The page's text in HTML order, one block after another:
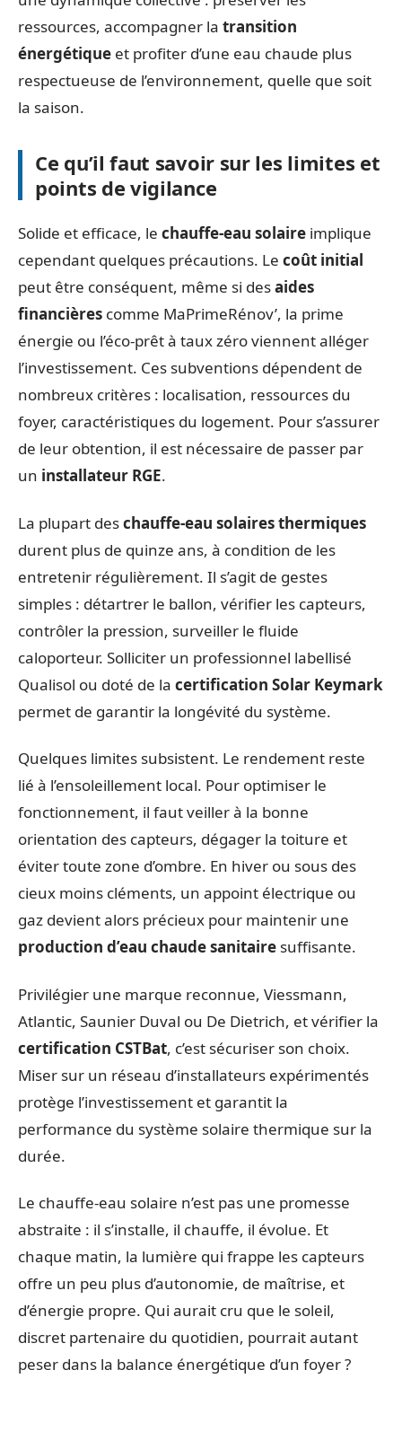
ressources, accompagner la transition
énergétique et profiter d’une eau chaude plus
respectueuse de l’environnement, quelle que soit
la saison.
Ce qu’il faut savoir sur les limites et
points de vigilance
Solide et efficace, le chauffe-eau solaire implique
cependant quelques précautions. Le coût initial
peut être conséquent, même si desaides
financières comme MaPrimeRénov’, la prime
énergie ou l’éco-prêt à taux zéro viennent alléger
l’investissement. Ces subventions dépendent de
nombreux critères : localisation, ressources du
foyer, caractéristiques du logement. Pour s’assurer
de leur obtention, il est nécessaire de passer par
un installateur RGE.
La plupart deschauffe-eau solaires thermiques
durent plus de quinze ans, à condition de les
entretenir régulièrement. Il s’agit de gestes
simples : détartrer le ballon, vérifier les capteurs,
contrôler la pression, surveiller le fluide
caloporteur. Solliciter un professionnel labellisé
Qualisol ou doté de la certification Solar Keymark
permet de garantir la longévité du système.
Quelques limites subsistent. Le rendement reste
lié à l’ensoleillement local. Pour optimiser le
fonctionnement, il faut veiller à la bonne
orientation des capteurs, dégager la toiture et
éviter toute zone d’ombre. En hiver ou sous des
cieux moins cléments, un appoint électrique ou
gaz devient alors précieux pour maintenir une
production d’eau chaude sanitaire suffisante.
Privilégier une marque reconnue, Viessmann,
Atlantic, Saunier Duval ou De Dietrich, et vérifier la
certification CSTBat, c’est sécuriser son choix.
Miser sur un réseau d’installateurs expérimentés
protège l’investissement et garantit la
performance du système solaire thermique sur la
durée.
Le chauffe-eau solaire n’est pas une promesse
abstraite : il s’installe, il chauffe, il évolue. Et
chaque matin, la lumière qui frappe les capteurs
offre un peu plus d’autonomie, de maîtrise, et
d’énergie propre. Qui aurait cru que le soleil,
discret partenaire du quotidien, pourrait autant
peser dans la balance énergétique d’un foyer ?